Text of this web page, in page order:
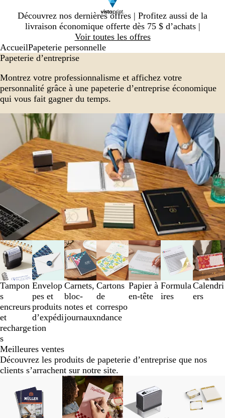
Découvrez nos dernières offres | Profitez aussi de la
livraison économique offerte dès 75 $ d’achats |
Voir toutes les offres
Diapositive
1
AccueilPapeterie personnelle
Papeterie d’entreprise
Montrez votre professionnalisme et affichez votre
personnalité grâce à une papeterie d’entreprise économique
qui vous fait gagner du temps.
Tampon
s
encreurs
et
recharge
s
Envelop
pes et
produits
d’expédi
tion
Carnets,
bloc-
notes et
journaux
Cartons
de
correspo
ndance
Papier à
en-tête
Formula
ires
Calendri
ers
Diapositives
1
3
sur
7
Meilleures ventes
Découvrez les produits de papeterie d’entreprise que nos
clients s’arrachent sur notre site.
Nouveau prix bas